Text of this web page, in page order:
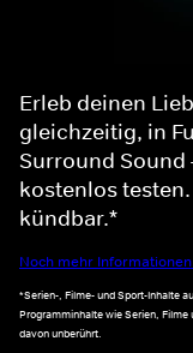
Erleb deinen
gleichzeitig, in
Surround Sound
kostenlos
kündbar.*
Noch mehr
*Serien-, Filme- und Sport-Inhalte
Programminhalte wie Serien,
davon unberührt.